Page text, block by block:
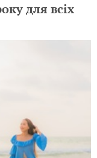
для всіх